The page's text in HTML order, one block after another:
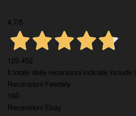
4,7/5
129.452
Il totale delle recensioni indicate include
Recensioni Feedaty
160
Recensioni Ebay